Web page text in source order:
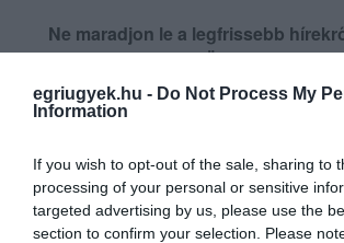
egriugyek.hu - Do Not Process My
Information
If you wish to opt-out of the sale, sharing to
processing of your personal or sensitive
targeted advertising by us, please use the
section to confirm your selection. Please
Ne maradjon le a legfrissebb
bennünket az EGRI ÜGYEK Google